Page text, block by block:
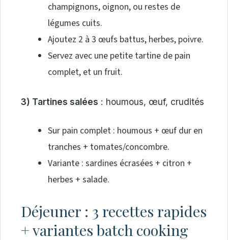
champignons, oignon, ou restes de
légumes cuits.
Ajoutez 2 à 3 œufs battus, herbes, poivre.
Servez avec une petite tartine de pain
complet, et un fruit.
3) Tartines salées : houmous, œuf, crudités
Sur pain complet : houmous + œuf dur en
tranches + tomates/concombre.
Variante : sardines écrasées + citron +
herbes + salade.
Déjeuner : 3 recettes rapides
+ variantes batch cooking